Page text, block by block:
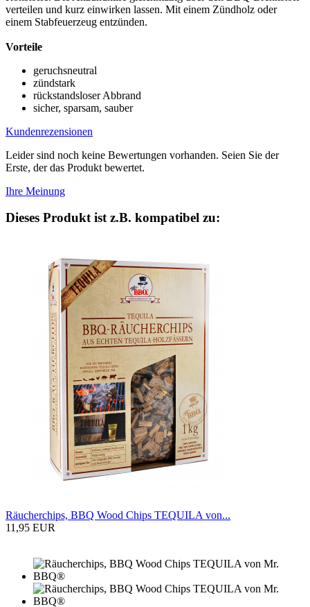
verteilen und kurz einwirken lassen. Mit einem Zündholz oder
einem Stabfeuerzeug entzünden.
Vorteile
geruchsneutral
zündstark
rückstandsloser Abbrand
sicher, sparsam, sauber
Kundenrezensionen
Leider sind noch keine Bewertungen vorhanden. Seien Sie der
Erste, der das Produkt bewertet.
Ihre Meinung
Dieses Produkt ist z.B. kompatibel zu:
Räucherchips, BBQ Wood Chips TEQUILA von...
11,95 EUR